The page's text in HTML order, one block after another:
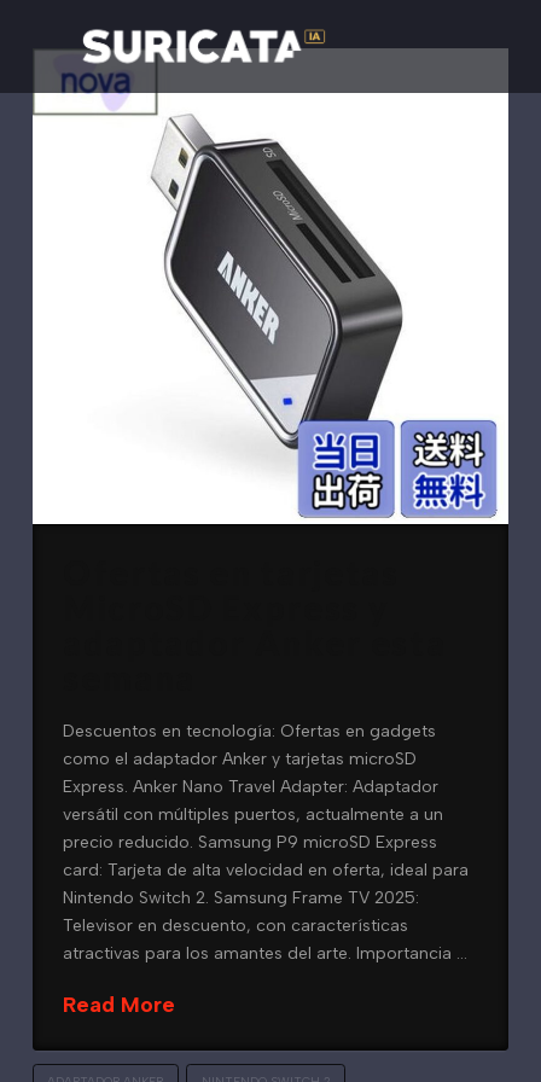
Descuentos en tecnología: Ofertas en gadgets
como el adaptador Anker y tarjetas microSD
Express. Anker Nano Travel Adapter: Adaptador
versátil con múltiples puertos, actualmente a un
precio reducido. Samsung P9 microSD Express
card: Tarjeta de alta velocidad en oferta, ideal para
Nintendo Switch 2. Samsung Frame TV 2025:
Televisor en descuento, con características
atractivas para los amantes del arte. Importancia …
Read More